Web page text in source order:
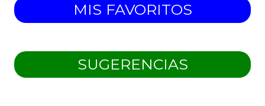
MIS FAVORITOS
SUGERENCIAS